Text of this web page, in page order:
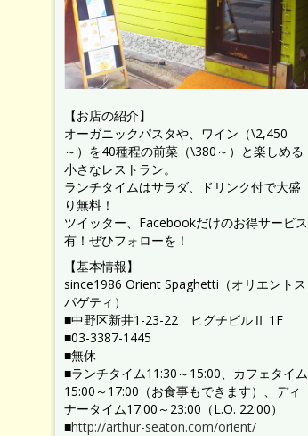
【お店の紹介】
オーガニックパスタや、ワイン（\2,450
～）を40種程の前菜（\380～）と楽しめる
小さなレストラン。
ランチタイムはサラダ、ドリンク付で大盛
り無料！
ツイッター、Facebookだけのお得サービス
有！ぜひフォローを！
【基本情報】
since1986 Orient Spaghetti（オリエントス
パゲティ）
■中野区新井1-23-22 ヒグチビルⅡ 1F
■03-3387-1445
■無休
■ランチタイム11:30～15:00、カフェタイム
15:00～17:00（お食事もできます）、ディ
ナータイム17:00～23:00（L.O. 22:00）
■http://arthur-seaton.com/orient/